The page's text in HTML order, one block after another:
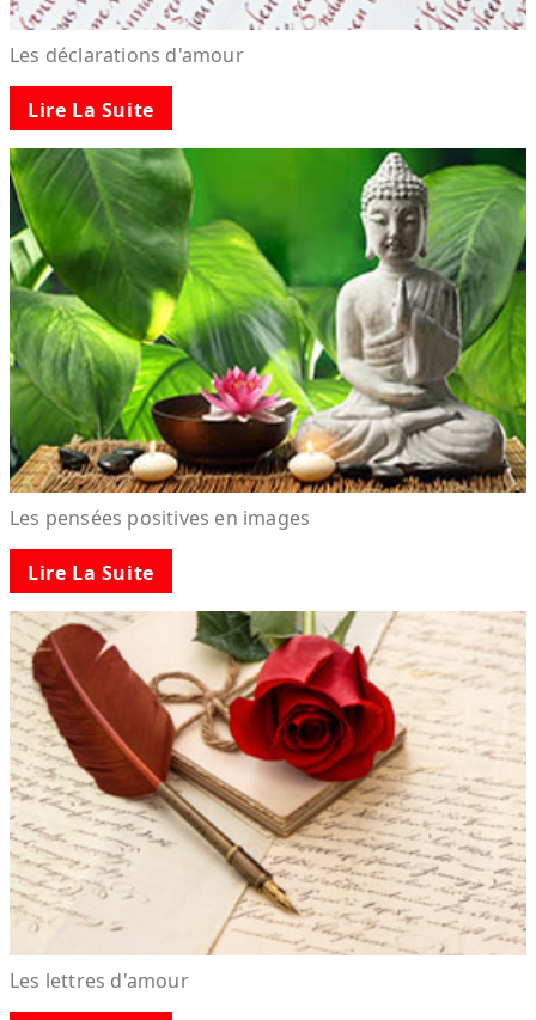
Les déclarations d'amour
Lire La Suite
Les pensées positives en images
Lire La Suite
Les lettres d'amour